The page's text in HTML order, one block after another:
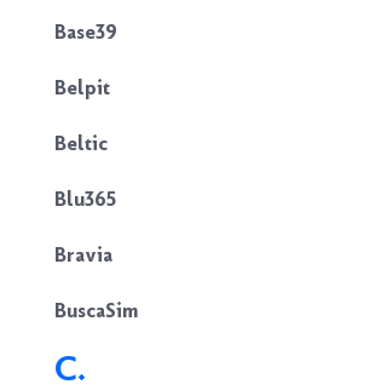
Base39
Belpit
Beltic
Blu365
Bravia
BuscaSim
C.